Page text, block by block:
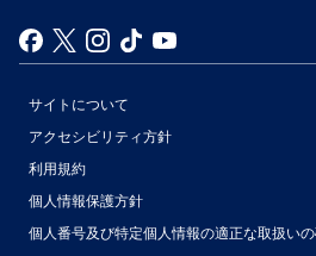
サイトについて
アクセシビリティ方針
利用規約
個人情報保護方針
個人番号及び特定個人情報の適正な取扱い